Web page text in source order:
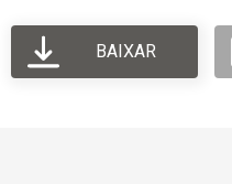
BAIXAR